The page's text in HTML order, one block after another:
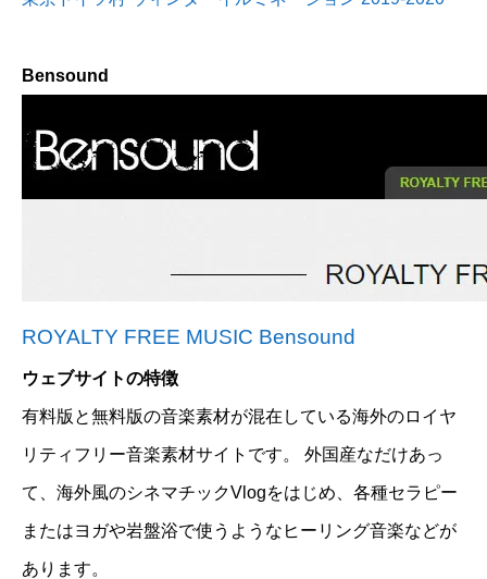
Bensound
ROYALTY FREE MUSIC Bensound
ウェブサイトの特徴
有料版と無料版の音楽素材が混在している海外のロイヤ
リティフリー音楽素材サイトです。 外国産なだけあっ
て、海外風のシネマチックVlogをはじめ、各種セラピー
またはヨガや岩盤浴で使うようなヒーリング音楽などが
あります。